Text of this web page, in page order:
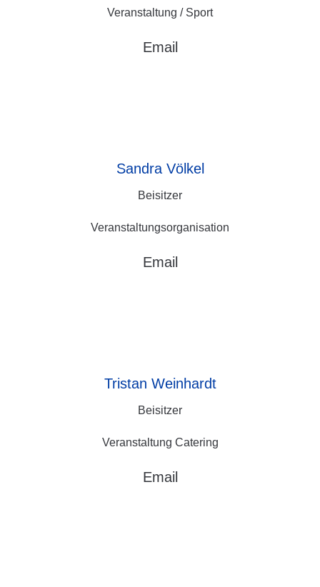
Veranstaltung / Sport
Email
Sandra Völkel
Beisitzer
Veranstaltungsorganisation
Email
Tristan Weinhardt
Beisitzer
Veranstaltung Catering
Email